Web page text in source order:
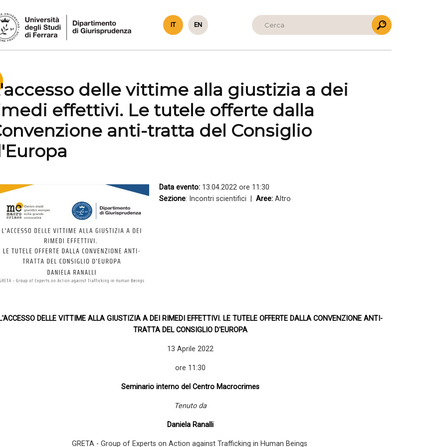
delle vittime alla giustizia a dei
effettivi. Le tutele offerte dalla
anti-tratta del Consiglio
Data evento: 13.04.2022 ore 11:30
Sezione: Incontri scientifici | Aree:Altro
L'ACCESSO DELLE VITTIME ALLA GIUSTIZIA A DEI RIMEDI EFFETTIVI. LE TUTELE OFFERTE DALLA CONVENZIONE ANTI-
TRATTA DEL CONSIGLIO D'EUROPA
13 Aprile 2022
ore 11:30
Seminario interno del Centro Macrocrimes
Tenuto da
Daniela Ranalli
GRETA - Group of Experts on Action against Trafficking in Human Beings
IT EN